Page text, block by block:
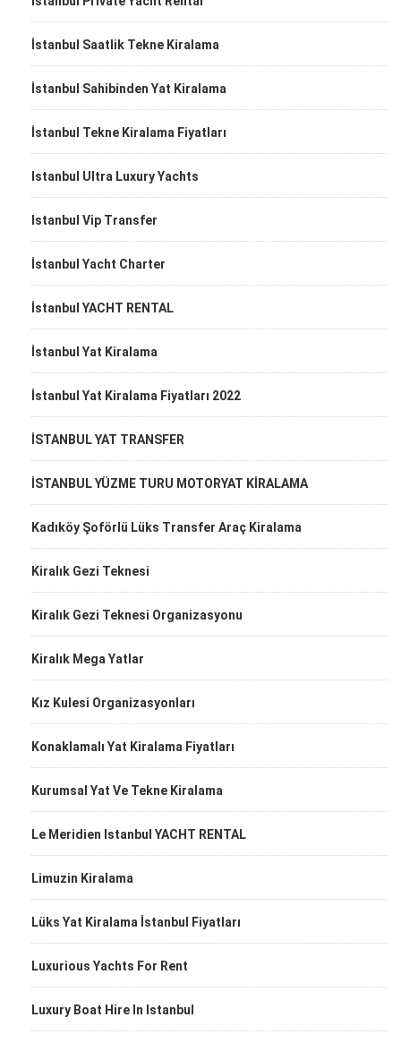
İstanbul Saatlik Tekne Kiralama
İstanbul Sahibinden Yat Kiralama
İstanbul Tekne Kiralama Fiyatları
Istanbul Ultra Luxury Yachts
Istanbul Vip Transfer
İstanbul Yacht Charter
İstanbul YACHT RENTAL
İstanbul Yat Kiralama
İstanbul Yat Kiralama Fiyatları 2022
İSTANBUL YAT TRANSFER
İSTANBUL YÜZME TURU MOTORYAT KİRALAMA
Kadıköy Şoförlü Lüks Transfer Araç Kiralama
Kiralık Gezi Teknesi
Kiralık Gezi Teknesi Organizasyonu
Kiralık Mega Yatlar
Kız Kulesi Organizasyonları
Konaklamalı Yat Kiralama Fiyatları
Kurumsal Yat Ve Tekne Kiralama
Le Meridien Istanbul YACHT RENTAL
Limuzin Kiralama
Lüks Yat Kiralama İstanbul Fiyatları
Luxurious Yachts For Rent
Luxury Boat Hire In Istanbul